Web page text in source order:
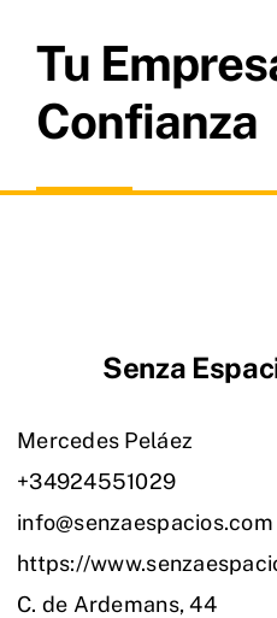
Tu
Confianza
Senza
Mercedes Peláez
+34924551029
info@senzaespacios.com
https://
C. de Ardemans, 44